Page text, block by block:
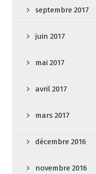
septembre 2017
juin 2017
mai 2017
avril 2017
mars 2017
décembre 2016
novembre 2016